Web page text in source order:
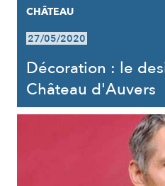
CHÂTEAU
27/05/2020
Décoration : le
Château d'Auvers